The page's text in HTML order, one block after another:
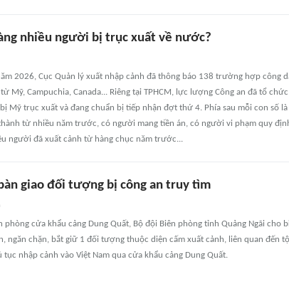
nhiều người bị trục xuất về nước?
2026, Cục Quản lý xuất nhập cảnh đã thông báo 138 trường hợp công
Mỹ, Campuchia, Canada... Riêng tại TPHCM, lực lượng Công an đã tổ
Mỹ trục xuất và đang chuẩn bị tiếp nhận đợt thứ 4. Phía sau mỗi con số
từ nhiều năm trước, có người mang tiền án, có người vi phạm quy
người đã xuất cảnh từ hàng chục năm trước...
giao đối tượng bị công an truy tìm
phòng cửa khẩu cảng Dung Quất, Bộ đội Biên phòng tỉnh Quảng Ngãi cho
ngăn chặn, bắt giữ 1 đối tượng thuộc diện cấm xuất cảnh, liên quan đến
tục nhập cảnh vào Việt Nam qua cửa khẩu cảng Dung Quất.